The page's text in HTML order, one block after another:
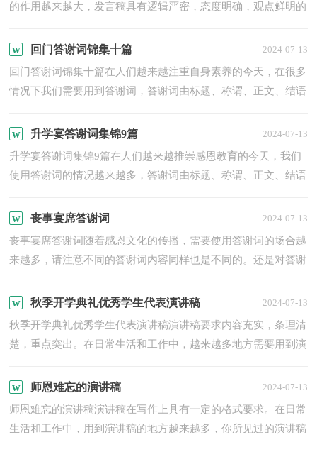
的作用越来越大，发言稿具有逻辑严密，态度明确，观点鲜明的
新...
回门答谢词锦集十篇 2024-07-13
回门答谢词锦集十篇在人们越来越注重自身素养的今天，在很多
情况下我们需要用到答谢词，答谢词由标题、称谓、正文、结语
升学宴答谢词集锦9篇 2024-07-13
升学宴答谢词集锦9篇在人们越来越推崇感恩教育的今天，我们
使用答谢词的情况越来越多，答谢词由标题、称谓、正文、结语
丧事宴席答谢词 2024-07-13
丧事宴席答谢词随着感恩文化的传播，需要使用答谢词的场合越
来越多，请注意不同的答谢词内容同样也是不同的。还是对答谢
望...
秋季开学典礼优秀学生代表演讲稿 2024-07-13
秋季开学典礼优秀学生代表演讲稿演讲稿要求内容充实，条理清
楚，重点突出。在日常生活和工作中，越来越多地方需要用到演
开...
师恩难忘的演讲稿 2024-07-13
师恩难忘的演讲稿演讲稿在写作上具有一定的格式要求。在日常
生活和工作中，用到演讲稿的地方越来越多，你所见过的演讲稿